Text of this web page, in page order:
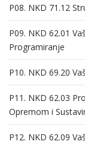
P08. NKD 71.12
P09. NKD 62.01
Programiranje
P10. NKD 69.20
P11. NKD 62.03
Opremom i
P12. NKD 62.09